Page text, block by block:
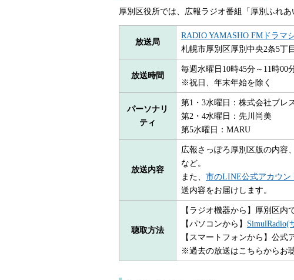
厚別区役所では、広報ラジオ番組「厚別ふれ
放送局
RADIO YAMASHO FMドラマ
札幌市厚別区厚別中央2条5丁
放送時間
毎週水曜日10時45分～11時00
※祝日、年末年始を除く
パーソナリ
ティ
第1・3水曜日：株式会社ブレ
第2・4水曜日：先川尚美
第5水曜日：MARU
放送内容
広報さっぽろ厚別区版の内容
など。
また、 市のLINE公式アカウン
送内容をお届けします。
聴取方法
【ラジオ機器から】厚別区内
【パソコンから】 SimulRadio(
【スマートフォンから】公
※過去の放送はこちらからお